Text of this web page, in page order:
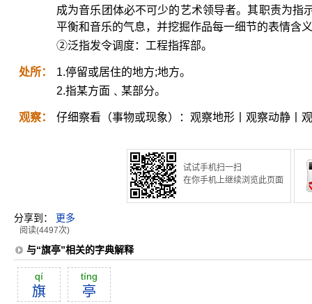
成为音乐团体必不可少的艺术领导者。其职责为指
平衡和音乐的气息，并挖掘作品每一细节的表情含
②泛指发令调度：工程指挥部。
处所：
1.停留或居住的地方;地方。
2.指某方面﹑某部分。
观察： 仔细察看（事物或现象）：观察地形丨观察动静丨
试试手机扫一扫
在你手机上继续浏览此页面
分享到： 更多
阅读(4497次)
与“旗亭”相关的字典解释
qí
旗
tíng
亭